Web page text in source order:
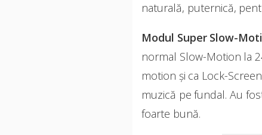
naturală, puternică,
Modul Super Slow-
normal Slow-Motion la
motion și ca Lock-
muzică pe fundal. Au
foarte bună.